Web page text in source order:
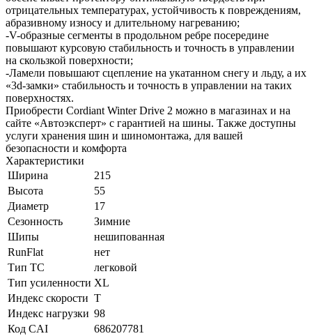
отрицательных температурах, устойчивость к повреждениям,
абразивному износу и длительному нагреванию;
-V-образные сегменты в продольном ребре посередине
повышают курсовую стабильность и точность в управлении
на скользкой поверхности;
-Ламели повышают сцепление на укатанном снегу и льду, а их
«3d-замки» стабильность и точность в управлении на таких
поверхностях.
Приобрести Cordiant Winter Drive 2 можно в магазинах и на
сайте «Автоэксперт» с гарантией на шины. Также доступны
услуги хранения шин и шиномонтажа, для вашей
безопасности и комфорта
Характеристики
Ширина
215
Высота
55
Диаметр
17
Сезонность
Зимние
Шипы
нешипованная
RunFlat
нет
Тип ТС
легковой
Тип усиленности XL
Индекс скорости T
Индекс нагрузки 98
Код CAI
686207781